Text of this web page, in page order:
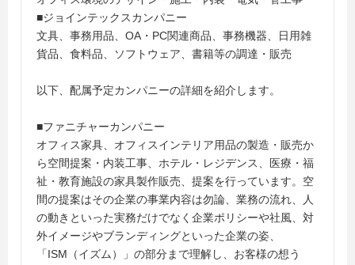
■ジョインテックスカンパニー
文具、事務用品、OA・PC関連商品、事務機器、日用雑
貨品、食料品、ソフトウェア、書籍等の調達・販売
以下、配属予定カンパニーの詳細を紹介します。
■ファニチャーカンパニー
オフィス家具、オフィスインテリア用品の製造・販売か
ら空間提案・内装工事、ホテル・レジデンス、医療・福
祉・教育施設の家具製作販売、提案を行っています。空
間の提案はその企業の事業内容は勿論、業務の流れ、人
の動きといった実務だけでなく企業ポリシーや社風、対
外イメージやブランディングといった企業の姿、
「ISM（イズム）」の部分まで理解し、お客様の想う